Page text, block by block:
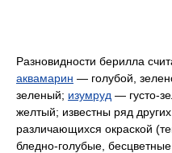
Разновидности берилла
аквамарин — голубой,
зеленый; изумруд — густо-
желтый; известны ряд
различающихся окраской
бледно-голубые,